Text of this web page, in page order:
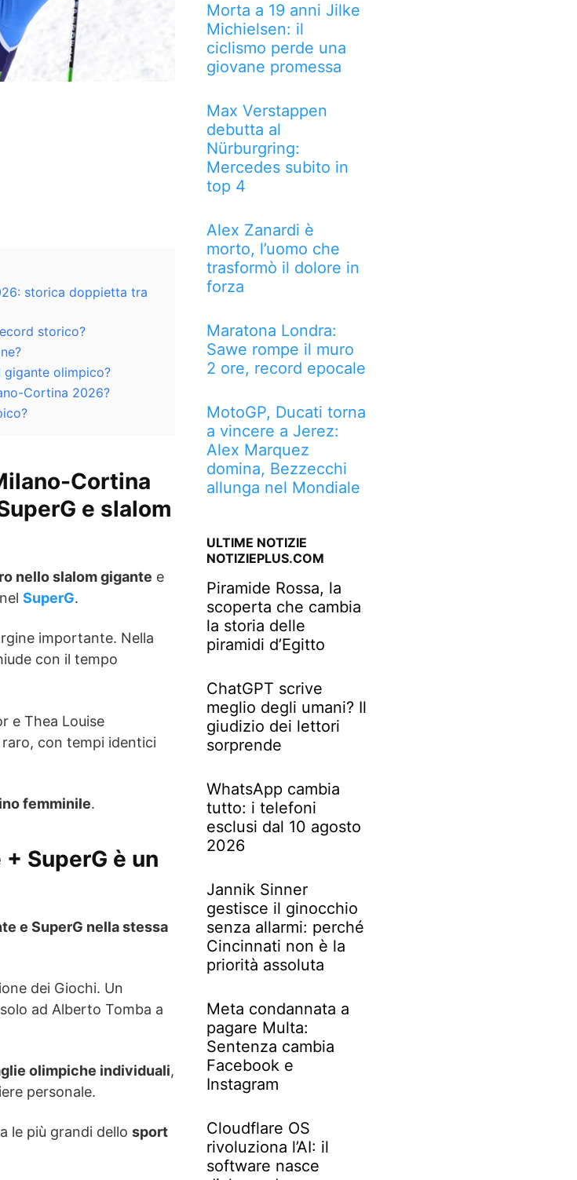
storica doppietta tra
storico?
gigante olimpico?
Cortina 2026?
Cortina
e slalom
nello slalom gigante e
SuperG.
importante. Nella
con il tempo
e Thea Louise
con tempi identici
femminile.
SuperG è un
e SuperG nella stessa
dei Giochi. Un
ad Alberto Tomba a
olimpiche individuali,
personale.
le più grandi dello sport
Morta a 19 anni Jilke
Michielsen: il
ciclismo perde una
giovane promessa
Max Verstappen
debutta al
Nürburgring:
Mercedes subito in
top 4
Alex Zanardi è
morto, l’uomo che
trasformò il dolore in
forza
Maratona Londra:
Sawe rompe il muro
2 ore, record epocale
MotoGP, Ducati torna
a vincere a Jerez:
Alex Marquez
domina, Bezzecchi
allunga nel Mondiale
ULTIME NOTIZIE
NOTIZIEPLUS.COM
Piramide Rossa, la
scoperta che cambia
la storia delle
piramidi d’Egitto
ChatGPT scrive
meglio degli umani? Il
giudizio dei lettori
sorprende
WhatsApp cambia
tutto: i telefoni
esclusi dal 10 agosto
2026
Jannik Sinner
gestisce il ginocchio
senza allarmi: perché
Cincinnati non è la
priorità assoluta
Meta condannata a
pagare Multa:
Sentenza cambia
Facebook e
Instagram
Cloudflare OS
rivoluziona l’AI: il
software nasce